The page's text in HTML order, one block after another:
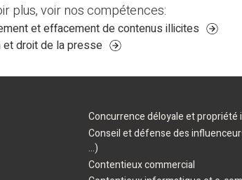
plus, voir nos compétences:
et effacement de contenus illicites
et droit de la presse
Concurrence déloyale et propriété
Conseil et défense des
...)
Contentieux commercial